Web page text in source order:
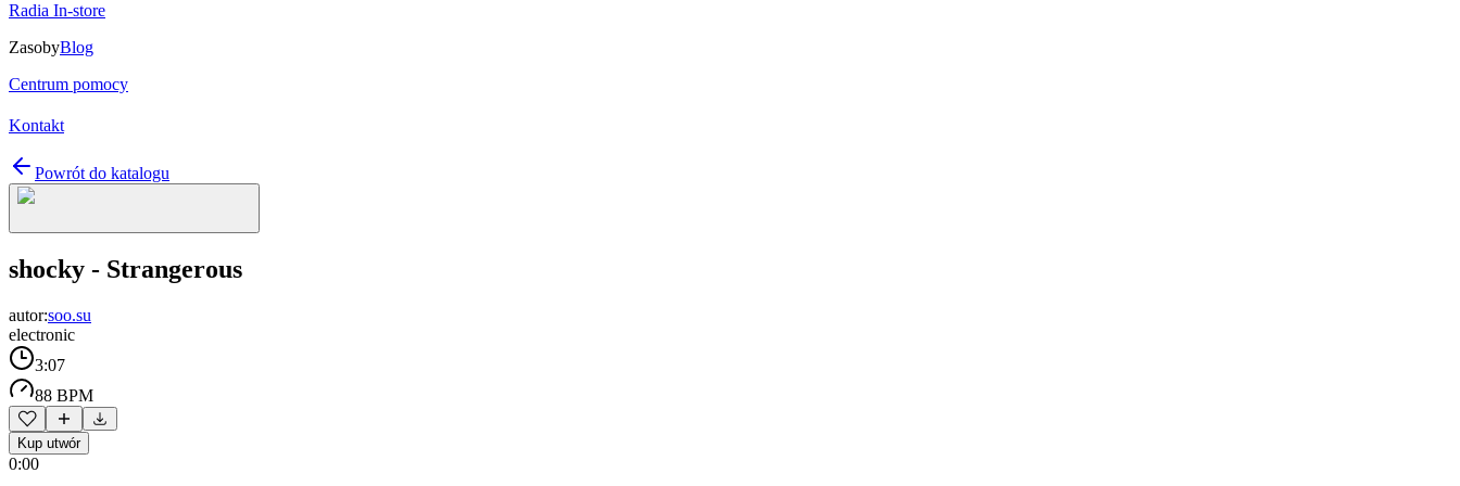
Radia In-store
ZasobyBlog
Centrum pomocy
Kontakt
Powrót do katalogu
shocky - Strangerous
autor:soo.su
electronic
3:07
88 BPM
Kup utwór
0:00